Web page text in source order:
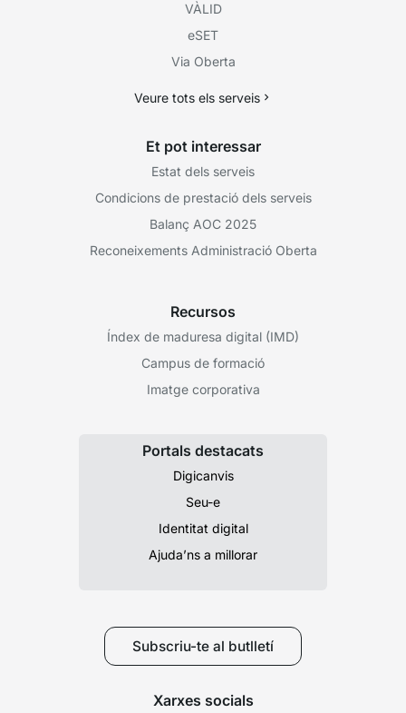
VÀLID
eSET
Via Oberta
Veure tots els serveis
Et pot interessar
Estat dels serveis
Condicions de prestació dels serveis
Balanç AOC 2025
Reconeixements Administració Oberta
Recursos
Índex de maduresa digital (IMD)
Campus de formació
Imatge corporativa
Portals destacats
Digicanvis
Seu-e
Identitat digital
Ajuda’ns a millorar
Subscriu-te al butlletí
Xarxes socials